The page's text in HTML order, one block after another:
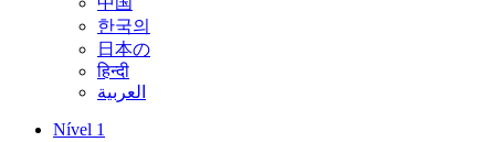
한국의
日本の
हिन्दी
العربية
Nível 1